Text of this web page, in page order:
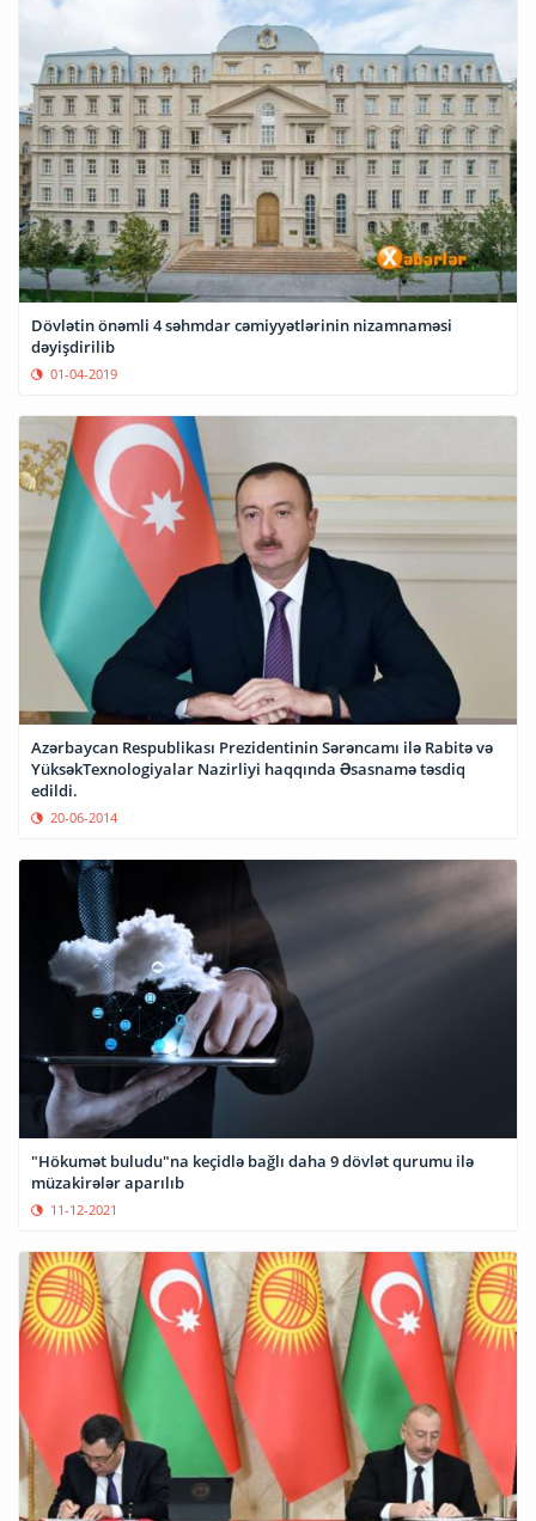
Dövlətin önəmli 4 səhmdar cəmiyyətlərinin nizamnaməsi
dəyişdirilib
01-04-2019
Azərbaycan Respublikası Prezidentinin Sərəncamı ilə Rabitə və
YüksəkTexnologiyalar Nazirliyi haqqında Əsasnamə təsdiq
edildi.
20-06-2014
"Hökumət buludu"na keçidlə bağlı daha 9 dövlət qurumu ilə
müzakirələr aparılıb
11-12-2021